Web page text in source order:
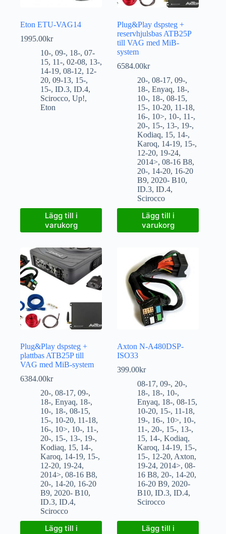
Eton ETU-VAG14
1995.00kr
10-, 09-, 18-, 07-
15, 11-, 02-08, 13-,
14-19, 08-12, 12-
20, 09-13, 15-,
15-, ID.3, ID.4,
Scirocco, Up!,
Eton
Lägg till i
varukorg
Plug&Play dspsteg +
reservhjulsbas ATB25P
till VAG med MiB-
system
6584.00kr
20-,08-17,09-,
18-,Enyaq, 18-,
10-, 18-,08-15,
15-, 10-20, 11-18,
16-, 10>, 10-, 11-,
20-, 15-, 13-, 19-,
Kodiaq, 15, 14-,
Karoq, 14-19, 15-,
12-20, 19-24,
2014>,08-16 B8,
20-, 14-20, 16-20
B9, 2020- B10,
ID.3,ID.4,
Scirocco
Lägg till i
varukorg
Plug&Play dspsteg +
plattbas ATB25P till
VAG med MiB-system
6384.00kr
20-, 08-17, 09-,
18-, Enyaq, 18-,
10-, 18-, 08-15,
15-, 10-20, 11-18,
16-, 10>, 10-, 11-,
20-, 15-, 13-, 19-,
Kodiaq, 15, 14-,
Karoq, 14-19, 15-,
12-20, 19-24,
2014>, 08-16 B8,
20-, 14-20, 16-20
B9, 2020- B10,
ID.3, ID.4,
Scirocco
Lägg till i
Axton N-A480DSP-
ISO33
399.00kr
08-17,09-, 20-,
18-, 18-, 10-,
Enyaq, 18-,08-15,
10-20, 15-, 11-18,
19-, 16-, 10>, 10-,
11-, 20-, 15-, 13-,
15, 14-,Kodiaq,
Karoq, 14-19, 15-,
15-, 12-20, Axton,
19-24, 2014>,08-
16 B8, 20-, 14-20,
16-20 B9, 2020-
B10,ID.3,ID.4,
Scirocco
Lägg till i